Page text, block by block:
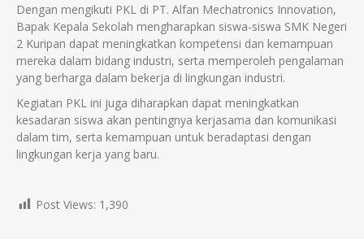
Dengan mengikuti PKL di PT. Alfan Mechatronics Innovation,
Bapak Kepala Sekolah mengharapkan siswa-siswa SMK Negeri
2 Kuripan dapat meningkatkan kompetensi dan kemampuan
mereka dalam bidang industri, serta memperoleh pengalaman
yang berharga dalam bekerja di lingkungan industri.
Kegiatan PKL ini juga diharapkan dapat meningkatkan
kesadaran siswa akan pentingnya kerjasama dan komunikasi
dalam tim, serta kemampuan untuk beradaptasi dengan
lingkungan kerja yang baru.
Post Views: 1,390